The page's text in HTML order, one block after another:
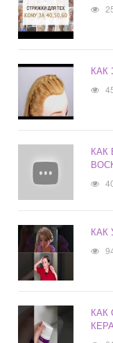
КАК
КАК
КАК
КАК